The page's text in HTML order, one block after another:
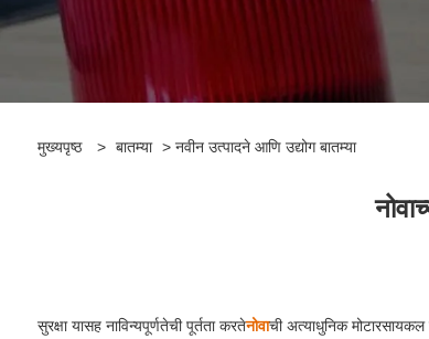
मुख्यपृष्ठ > बातम्या > नवीन उत्पादने आणि उद्योग बातम्या
सुरक्षा यासह नाविन्यपूर्णतेची पूर्तता करतेनोवाची अत्याधुनिक मोटारसायकल